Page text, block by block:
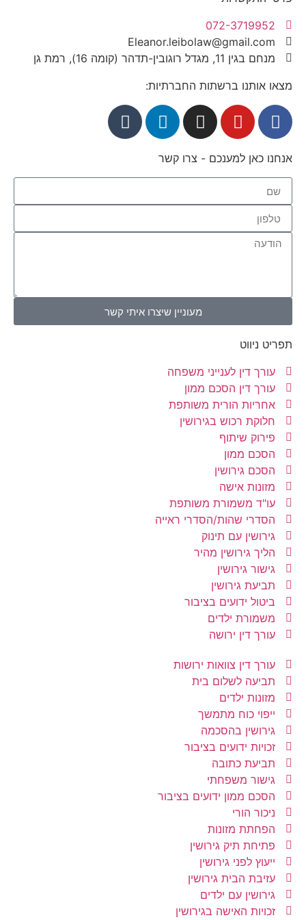
072-3719952
Eleanor.leibolaw@gmail.com
מנחם בגין 11, מגדל רוגובין-תדהר (קומה 16), רמת גן
מצאו אותנו ברשתות החברתיות:
אנחנו כאן למענכם - צרו קשר
מעוניין שיצרו איתי קשר
תפריט ניווט
עורך דין לענייני משפחה
עורך דין הסכם ממון
אחריות הורית משותפת
חלוקת רכוש בגירושין
פירוק שיתוף
הסכם ממון
הסכם גירושין
מזונות אישה
עו"ד משמורת משותפת
הסדרי שהות/הסדרי ראייה
גירושין עם תינוק
הליך גירושין מהיר
גישור גירושין
תביעת גירושין
ביטול ידועים בציבור
משמורת ילדים
עורך דין ירושה
עורך דין צוואות ירושות
תביעה לשלום בית
מזונות ילדים
ייפוי כוח מתמשך
גירושין בהסכמה
זכויות ידועים בציבור
תביעת כתובה
גישור משפחתי
הסכם ממון ידועים בציבור
ניכור הורי
הפחתת מזונות
פתיחת תיק גירושין
ייעוץ לפני גירושין
עזיבת הבית גירושין
גירושין עם ילדים
זכויות האישה בגירושין